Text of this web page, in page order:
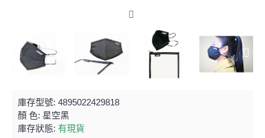
庫存型號: 4895022429818
顏 色: 星空黑
庫存狀態: 有現貨